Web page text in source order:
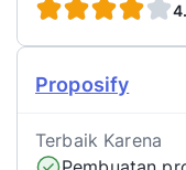
Proposify
Terbaik Karena